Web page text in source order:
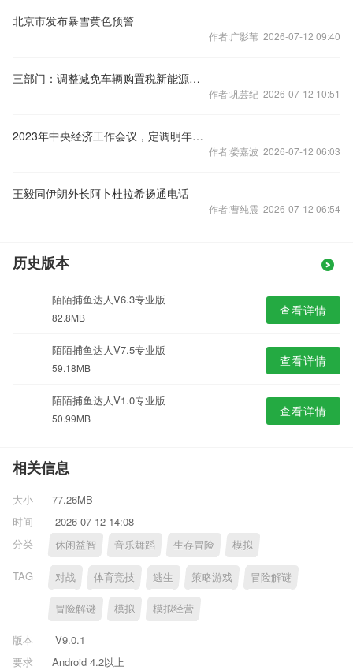
北京市发布暴雪黄色预警
作者:广影苇 2026-07-12 09:40
三部门：调整减免车辆购置税新能源汽车产品技术要求
作者:巩芸纪 2026-07-12 10:51
2023年中央经济工作会议，定调明年经济工作
作者:娄嘉波 2026-07-12 06:03
王毅同伊朗外长阿卜杜拉希扬通电话
作者:曹纯震 2026-07-12 06:54
历史版本
陌陌捕鱼达人V6.3专业版
82.8MB 查看详情
陌陌捕鱼达人V7.5专业版
59.18MB 查看详情
陌陌捕鱼达人V1.0专业版
50.99MB 查看详情
相关信息
大小
77.26MB
时间
2026-07-12 14:08
分类
休闲益智 音乐舞蹈 生存冒险 模拟
TAG 对战 体育竞技 逃生 策略游戏 冒险解谜
冒险解谜 模拟 模拟经营
版本
V9.0.1
要求
Android 4.2以上